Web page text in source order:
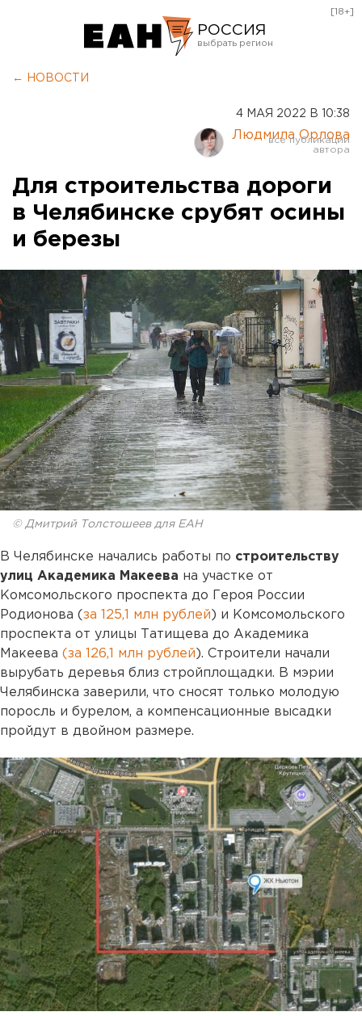
РОССИЯ
Курган
Оренбург
[18+]
← НОВОСТИ
4 МАЯ 2022 В 10:38
Людмила Орлова
Для строительства дороги
в Челябинске срубят осины
и березы
© Дмитрий Толстошеев для ЕАН
В Челябинске начались работы по строительству
улиц Академика Макеева на участке от
Комсомольского проспекта до Героя России
Родионова ( за 125,1 млн рублей ) и Комсомольского
проспекта от улицы Татищева до Академика
Макеева (за 126,1 млн рублей ). Строители начали
вырубать деревья близ стройплощадки. В мэрии
Челябинска заверили, что сносят только молодую
поросль и бурелом, а компенсационные высадки
пройдут в двойном размере.